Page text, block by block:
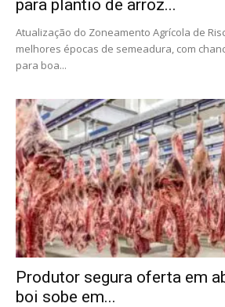
para plantio de arroz...
Atualização do Zoneamento Agrícola de
melhores épocas de semeadura, com
para boa...
Produtor segura oferta em
boi sobe em...